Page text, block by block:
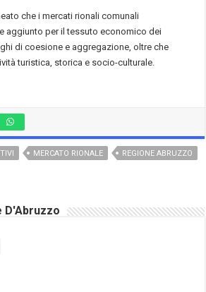
che i mercati rionali comunali
aggiunto per il tessuto economico dei
di coesione e aggregazione, oltre che
turistica, storica e socio-culturale.
MERCATO RIONALE
REGIONE ABRUZZO
D'Abruzzo